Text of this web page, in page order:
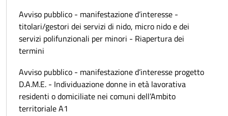
Avviso pubblico - manifestazione d’interesse -
titolari/gestori dei servizi di nido, micro nido e dei
servizi polifunzionali per minori - Riapertura dei
termini
Avviso pubblico - manifestazione d’interesse progetto
D.A.M.E. - Individuazione donne in età lavorativa
residenti o domiciliate nei comuni dell’Ambito
territoriale A1